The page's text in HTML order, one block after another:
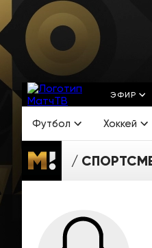
ЭФИР
Футбол Хоккей